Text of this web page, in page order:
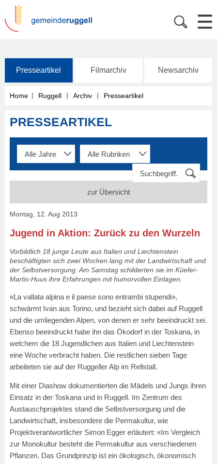
Presseartikel Filmarchiv Newsarchiv
Home | Ruggell | Archiv | Presseartikel
PRESSEARTIKEL
zur Übersicht
Montag, 12. Aug 2013
Jugend in Aktion: Zurück zu den Wurzeln
Vorbildlich 18 junge Leute aus Italien und Liechtenstein
beschäftigten sich zwei Wochen lang mit der Landwirtschaft und
der Selbstversorgung. Am Samstag schilderten sie im Küefer-
Martis-Huus ihre Erfahrungen mit humorvollen Einlagen.
«La vallata alpina e il paese sono entrambi stupendi»,
schwärmt Ivan aus Torino, und bezieht sich dabei auf Ruggell
und die umliegenden Alpen, von denen er sehr beeindruckt sei.
Ebenso beeindruckt habe ihn das Ökodorf in der Toskana, in
welchem die 18 Jugendlichen aus Italien und Liechtenstein
eine Woche verbracht haben. Die restlichen sieben Tage
arbeiteten sie auf der Ruggeller Alp im Rellstall.
Mit einer Diashow dokumentierten die Mädels und Jungs ihren
Einsatz in der Toskana und in Ruggell. Im Zentrum des
Austauschprojektes stand die Selbstversorgung und die
Landwirtschaft, insbesondere die Permakultur, wie
Projektverantwortlicher Simon Egger erläutert: «Im Vergleich
zur Monokultur besteht die Permakultur aus verschiedenen
Pflanzen. Das Grundprinzip ist ein ökologisch, ökonomisch